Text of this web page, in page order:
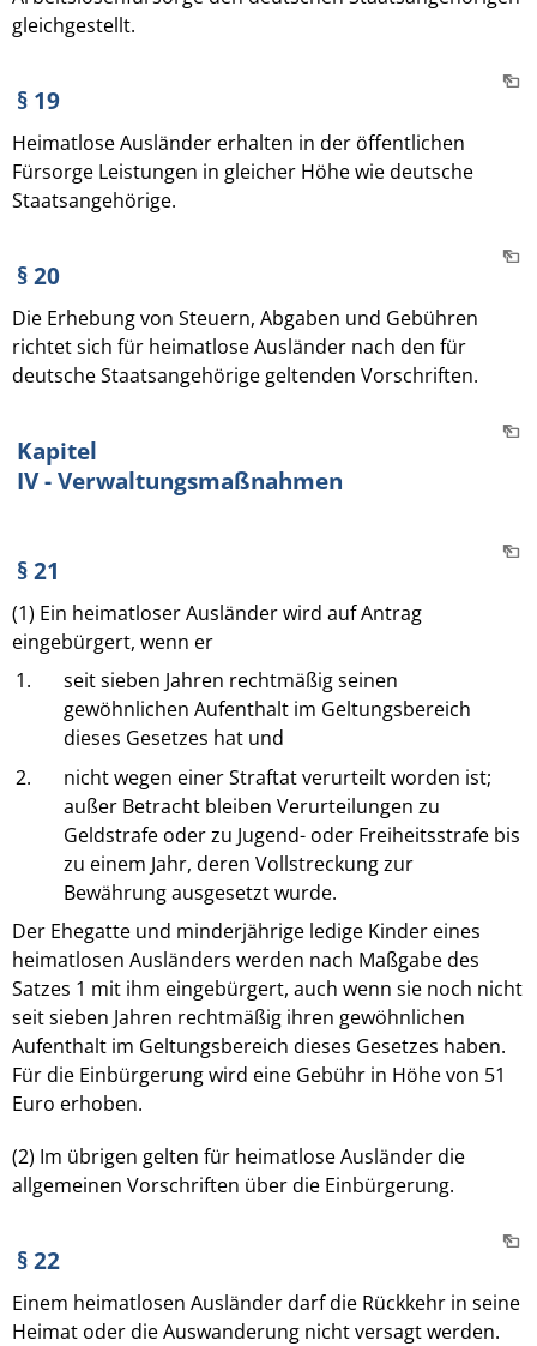
gleichgestellt.
§ 19
Heimatlose Ausländer erhalten in der öffentlichen
Fürsorge Leistungen in gleicher Höhe wie deutsche
Staatsangehörige.
§ 20
Die Erhebung von Steuern, Abgaben und Gebühren
richtet sich für heimatlose Ausländer nach den für
deutsche Staatsangehörige geltenden Vorschriften.
Kapitel
IV - Verwaltungsmaßnahmen
§ 21
(1) Ein heimatloser Ausländer wird auf Antrag
eingebürgert, wenn er
1.
seit sieben Jahren rechtmäßig seinen
gewöhnlichen Aufenthalt im Geltungsbereich
dieses Gesetzes hat und
2.
nicht wegen einer Straftat verurteilt worden ist;
außer Betracht bleiben Verurteilungen zu
Geldstrafe oder zu Jugend- oder Freiheitsstrafe bis
zu einem Jahr, deren Vollstreckung zur
Bewährung ausgesetzt wurde.
Der Ehegatte und minderjährige ledige Kinder eines
heimatlosen Ausländers werden nach Maßgabe des
Satzes 1 mit ihm eingebürgert, auch wenn sie noch nicht
seit sieben Jahren rechtmäßig ihren gewöhnlichen
Aufenthalt im Geltungsbereich dieses Gesetzes haben.
Für die Einbürgerung wird eine Gebühr in Höhe von 51
Euro erhoben.
(2) Im übrigen gelten für heimatlose Ausländer die
allgemeinen Vorschriften über die Einbürgerung.
§ 22
Einem heimatlosen Ausländer darf die Rückkehr in seine
Heimat oder die Auswanderung nicht versagt werden.